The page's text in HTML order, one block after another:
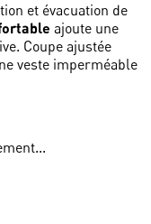
et évacuation de
ajoute une
Coupe ajustée
veste imperméable